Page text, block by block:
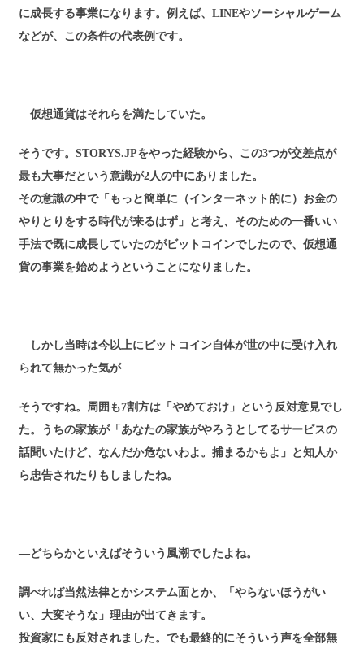
に成長する事業になります。例えば、LINEやソーシャルゲーム
などが、この条件の代表例です。
―仮想通貨はそれらを満たしていた。
そうです。STORYS.JPをやった経験から、この3つが交差点が
最も大事だという意識が2人の中にありました。
その意識の中で「もっと簡単に（インターネット的に）お金の
やりとりをする時代が来るはず」と考え、そのための一番いい
手法で既に成長していたのがビットコインでしたので、仮想通
貨の事業を始めようということになりました。
―しかし当時は今以上にビットコイン自体が世の中に受け入れ
られて無かった気が
そうですね。周囲も7割方は「やめておけ」という反対意見でし
た。うちの家族が「あなたの家族がやろうとしてるサービスの
話聞いたけど、なんだか危ないわよ。捕まるかもよ」と知人か
ら忠告されたりもしましたね。
―どちらかといえばそういう風潮でしたよね。
調べれば当然法律とかシステム面とか、「やらないほうがい
い、大変そうな」理由が出てきます。
投資家にも反対されました。でも最終的にそういう声を全部無